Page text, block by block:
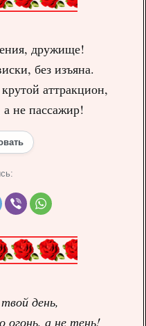
дружище!
без изъяна.
аттракцион,
не пассажир!
день,
огонь, а не тень!